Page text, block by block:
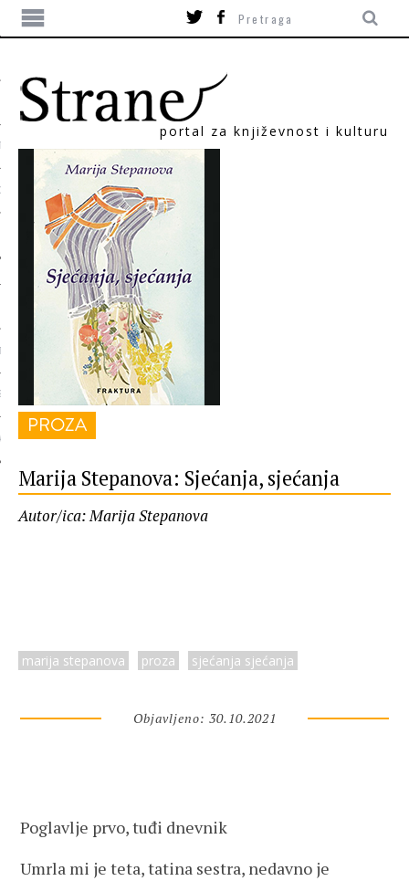
portal za književnost i kulturu
PROZA
Marija Stepanova: Sjećanja, sjećanja
Autor/ica: Marija Stepanova
marija stepanova proza sjećanja sjećanja
Objavljeno: 30.10.2021
Poglavlje prvo, tuđi dnevnik
Umrla mi je teta, tatina sestra, nedavno je